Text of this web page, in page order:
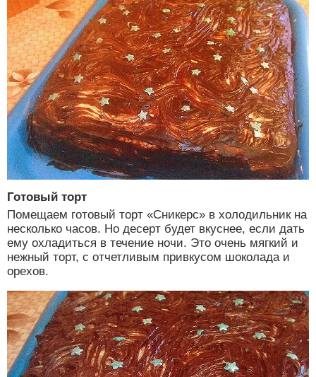
Готовый торт
Помещаем готовый торт «Сникерс» в холодильник на
несколько часов. Но десерт будет вкуснее, если дать
ему охладиться в течение ночи. Это очень мягкий и
нежный торт, с отчетливым привкусом шоколада и
орехов.